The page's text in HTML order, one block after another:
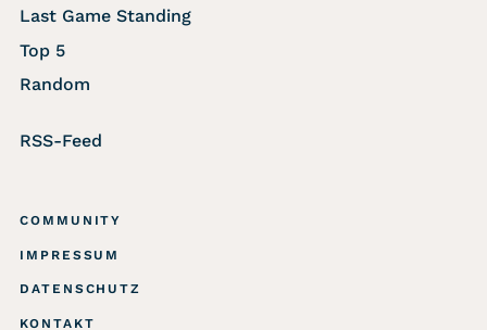
Last Game Standing
Top 5
Random
RSS-Feed
COMMUNITY
IMPRESSUM
DATENSCHUTZ
KONTAKT